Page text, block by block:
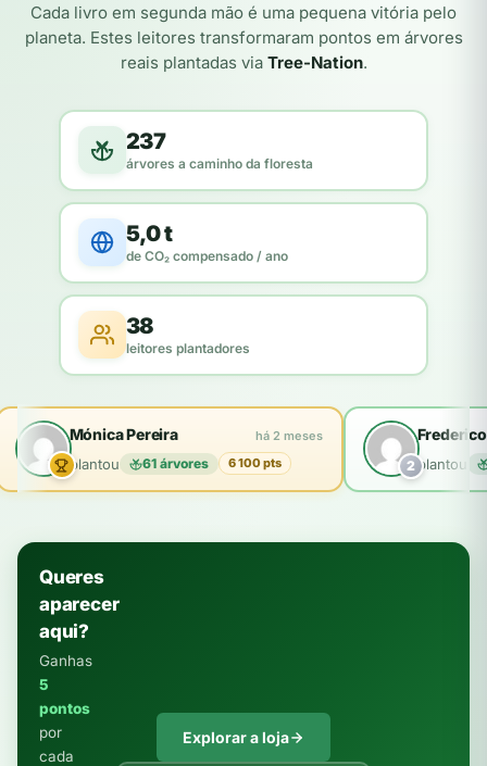
Cada livro em segunda mão é uma pequena vitória pelo
planeta. Estes leitores transformaram pontos em árvores
reais plantadas via Tree-Nation.
237
árvores a caminho da floresta
5,0 t
de CO₂ compensado / ano
38
leitores plantadores
Mónica Pereira há 2 meses
plantou 61 árvores 6 100 pts 2 plantou
Queres
aparecer
aqui?
Ganhas
5
pontos
por
cada
Explorar a loja